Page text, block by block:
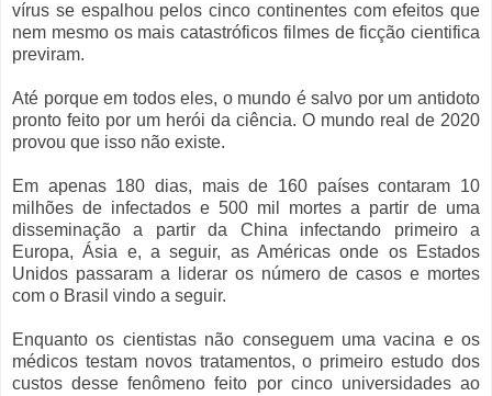
vírus se espalhou pelos cinco continentes com efeitos que
nem mesmo os mais catastróficos filmes de ficção cientifica
previram.
Até porque em todos eles, o mundo é salvo por um antidoto
pronto feito por um herói da ciência. O mundo real de 2020
provou que isso não existe.
Em apenas 180 dias, mais de 160 países contaram 10
milhões de infectados e 500 mil mortes a partir de uma
disseminação a partir da China infectando primeiro a
Europa, Ásia e, a seguir, as Américas onde os Estados
Unidos passaram a liderar os número de casos e mortes
com o Brasil vindo a seguir.
Enquanto os cientistas não conseguem uma vacina e os
médicos testam novos tratamentos, o primeiro estudo dos
custos desse fenômeno feito por cinco universidades ao